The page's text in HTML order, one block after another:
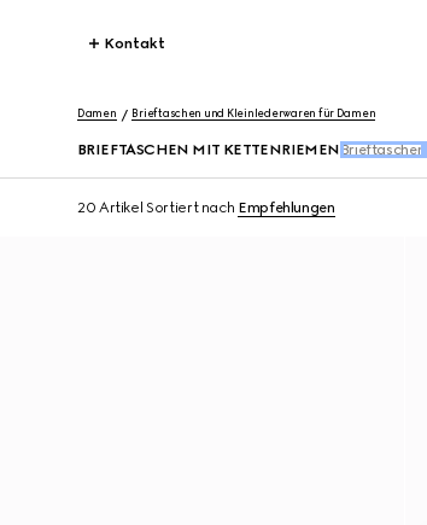
Kontakt
Damen Brieftaschen und Kleinlederwaren für Damen
BRIEFTASCHEN MIT KETTENRIEMEN Brieftaschen
20 Artikel Sortiert nach Empfehlungen